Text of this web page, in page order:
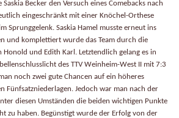
Becker den Versuch eines Comebacks nach
eingeschränkt mit einer Knöchel-Orthese
Sprunggelenk. Saskia Hamel musste erneut ins
und komplettiert wurde das Team durch die
und Edith Karl. Letztendlich gelang es in
des TTV Weinheim-West II mit 7:3
noch zwei gute Chancen auf ein höheres
Fünfsatzniederlagen. Jedoch war man nach der
diesen Umständen die beiden wichtigen Punkte
zu haben. Begünstigt wurde der Erfolg von der